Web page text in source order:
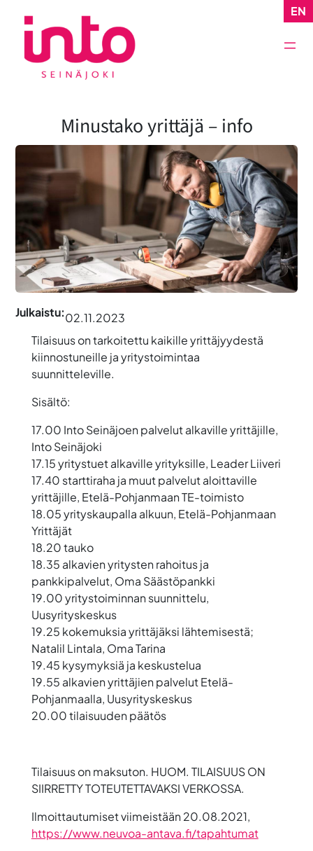
sisältöön
EN
Minustako yrittäjä – info
Julkaistu:02.11.2023
Tilaisuus on tarkoitettu kaikille yrittäjyydestä
kiinnostuneille ja yritystoimintaa
suunnitteleville.
Sisältö:
17.00 Into Seinäjoen palvelut alkaville yrittäjille,
Into Seinäjoki
17.15 yritystuet alkaville yrityksille, Leader Liiveri
17.40 starttiraha ja muut palvelut aloittaville
yrittäjille, Etelä-Pohjanmaan TE-toimisto
18.05 yrityskaupalla alkuun, Etelä-Pohjanmaan
Yrittäjät
18.20 tauko
18.35 alkavien yritysten rahoitus ja
pankkipalvelut, Oma Säästöpankki
19.00 yritystoiminnan suunnittelu,
Uusyrityskeskus
19.25 kokemuksia yrittäjäksi lähtemisestä;
Natalil Lintala, Oma Tarina
19.45 kysymyksiä ja keskustelua
19.55 alkavien yrittäjien palvelut Etelä-
Pohjanmaalla, Uusyrityskeskus
20.00 tilaisuuden päätös
Tilaisuus on maksuton. HUOM. TILAISUUS ON
SIIRRETTY TOTEUTETTAVAKSI VERKOSSA.
Ilmoittautumiset viimeistään 20.08.2021,
https://www.neuvoa-antava.fi/tapahtumat